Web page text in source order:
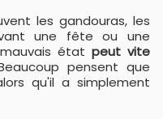
les gandouras, les
une fête ou une
état peut vite
pensent que
qu'il a simplement